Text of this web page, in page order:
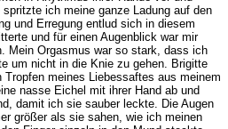
ich meine ganze Ladung auf den
und Erregung entlud sich in diesem
und für einen Augenblick war mir
Mein Orgasmus war so stark, dass ich
um nicht in die Knie zu gehen. Brigitte
meines Liebessaftes aus meinem
nasse Eichel mit ihrer Hand ab und
damit ich sie sauber leckte. Die Augen
größer als sie sahen, wie ich meinen